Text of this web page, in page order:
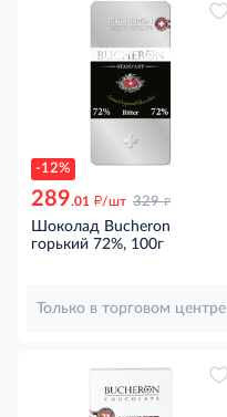
-12%
289.01 д/шт 329 д
Шоколад Bucheron
горький 72%, 100г
Только в торговом центре